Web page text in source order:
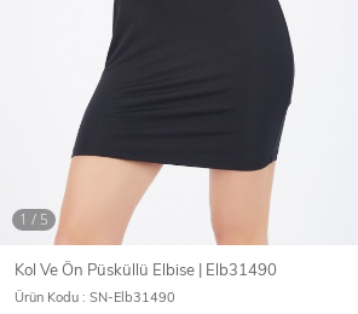
Ceket
T-SHİRT & BLUZ
T-Shirt
Kol Ve Ön Püsküllü Elbise | Elb31490
Ürün Kodu : SN-Elb31490